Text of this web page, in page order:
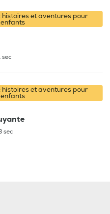
histoires et aventures pour
enfants
sec
histoires et aventures pour
enfants
sec